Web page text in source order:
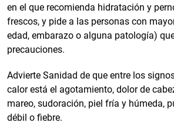
en el que recomienda hidratación y
frescos, y pide a las personas con
edad, embarazo o alguna patología)
precauciones.
Advierte Sanidad de que entre los
calor está el agotamiento, dolor de
mareo, sudoración, piel fría y húmeda,
débil o fiebre.